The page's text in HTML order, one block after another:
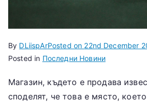
By DLiispArPosted on 22nd December
Posted in Последни Новини
Магазин, където е продава
споделят, че това е място,